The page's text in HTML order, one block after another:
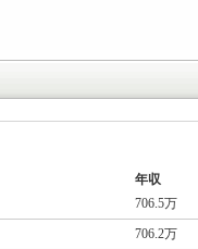
年収
706.5万
706.2万